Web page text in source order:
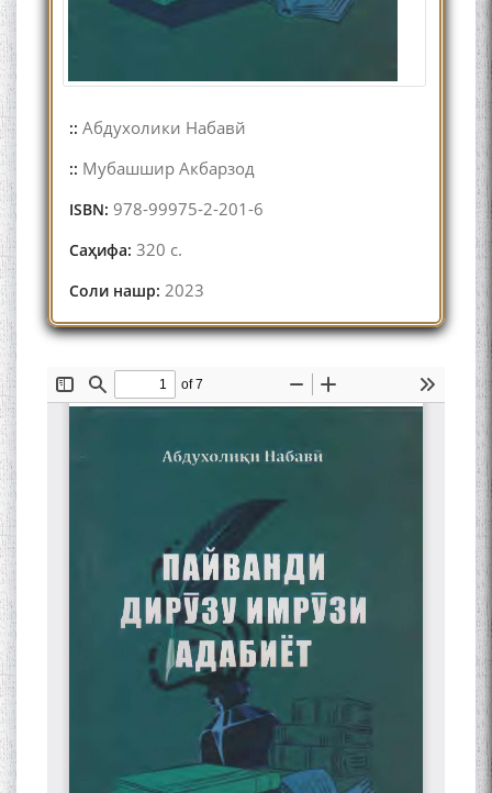
:: Абдухолики Набавй
:: Мубашшир Акбарзод
ISBN: 978-99975-2-201-6
Саҳифа: 320 с.
Соли нашр: 2023